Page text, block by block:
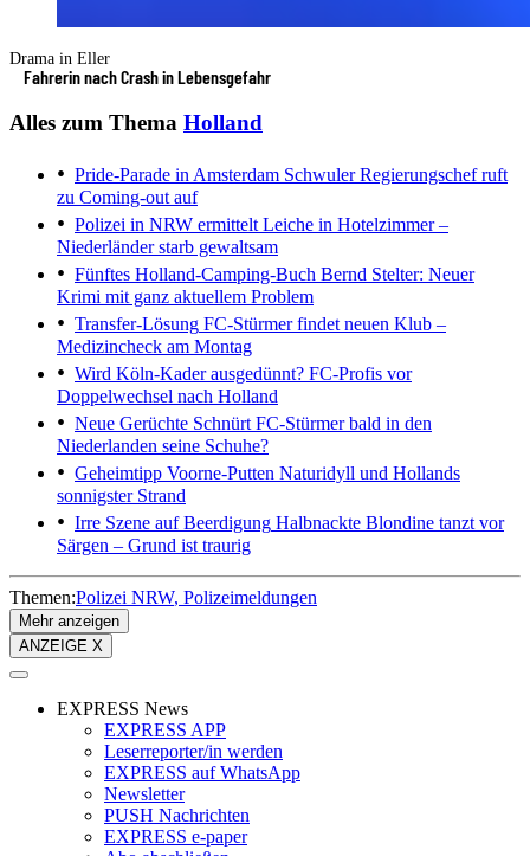
Drama in Eller
Fahrerin nach Crash in Lebensgefahr
Alles zum Thema Holland
Pride-Parade in Amsterdam Schwuler Regierungschef ruft
zu Coming-out auf
Polizei in NRW ermittelt Leiche in Hotelzimmer –
Niederländer starb gewaltsam
Fünftes Holland-Camping-Buch Bernd Stelter: Neuer
Krimi mit ganz aktuellem Problem
Transfer-Lösung FC-Stürmer findet neuen Klub –
Medizincheck am Montag
Wird Köln-Kader ausgedünnt? FC-Profis vor
Doppelwechsel nach Holland
Neue Gerüchte Schnürt FC-Stürmer bald in den
Niederlanden seine Schuhe?
Geheimtipp Voorne-Putten Naturidyll und Hollands
sonnigster Strand
Irre Szene auf Beerdigung Halbnackte Blondine tanzt vor
Särgen – Grund ist traurig
Themen:Polizei NRW Polizeimeldungen
Mehr anzeigen
ANZEIGE X
EXPRESS News
EXPRESS APP
Leserreporter/in werden
EXPRESS auf WhatsApp
Newsletter
PUSH Nachrichten
EXPRESS e-paper